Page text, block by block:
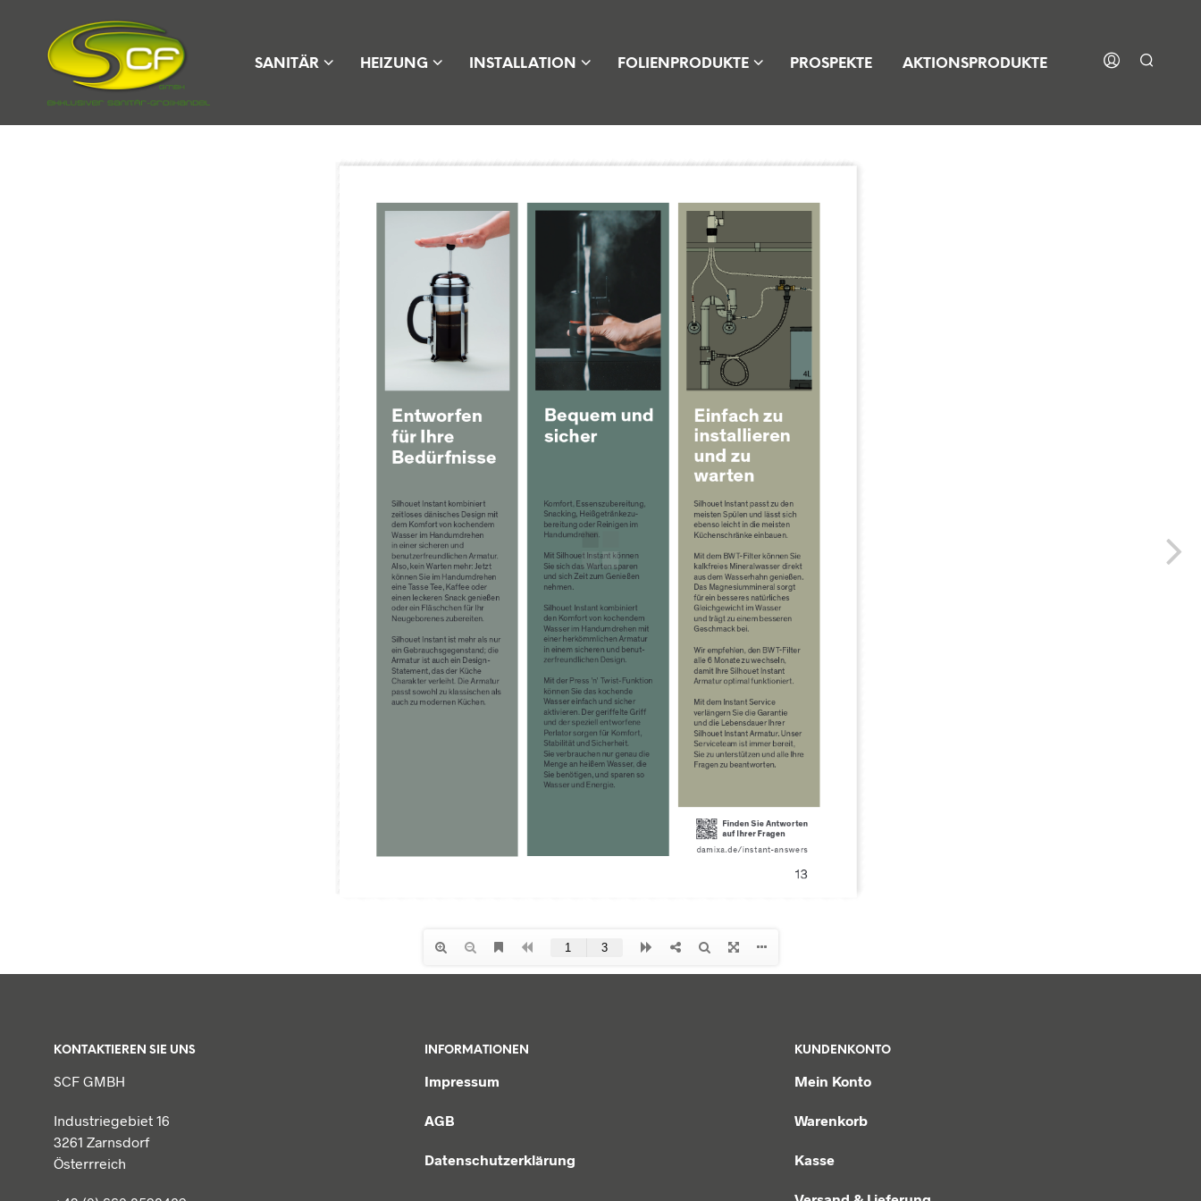
SANITÄR HEIZUNG INSTALLATION FOLIENPRODUKTE PROSPEKTE AKTIONSPRODUKTE
KONTAKTIEREN SIE UNS
SCF GMBH
Industriegebiet 16
3261 Zarnsdorf
Österrreich
INFORMATIONEN
Impressum
AGB
Datenschutzerklärung
KUNDENKONTO
Mein Konto
Warenkorb
Kasse